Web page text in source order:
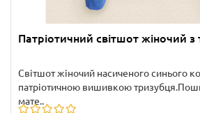
Патріотичний світшот жіночий
Світшот жіночий насиченого синього
патріотичною вишивкою
мате..